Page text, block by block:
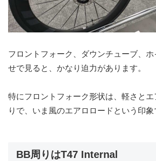
フロントフォーク、ダウンチューブ、
せで見ると、かなり迫力があります。
特にフロントフォーク形状は、軽さと
りで、いま風のエアロロードという印象
BB周りはT47 Internal